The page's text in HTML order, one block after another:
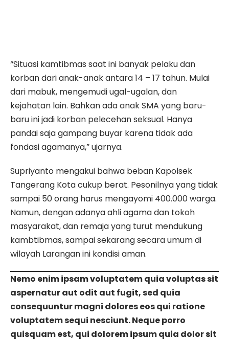
“Situasi kamtibmas saat ini banyak pelaku dan
korban dari anak-anak antara 14 – 17 tahun. Mulai
dari mabuk, mengemudi ugal-ugalan, dan
kejahatan lain. Bahkan ada anak SMA yang baru-
baru ini jadi korban pelecehan seksual. Hanya
pandai saja gampang buyar karena tidak ada
fondasi agamanya,” ujarnya.
Supriyanto mengakui bahwa beban Kapolsek
Tangerang Kota cukup berat. Pesonilnya yang tidak
sampai 50 orang harus mengayomi 400.000 warga.
Namun, dengan adanya ahli agama dan tokoh
masyarakat, dan remaja yang turut mendukung
kambtibmas, sampai sekarang secara umum di
wilayah Larangan ini kondisi aman.
Nemo enim ipsam voluptatem quia voluptas sit
aspernatur aut odit aut fugit, sed quia
consequuntur magni dolores eos qui ratione
voluptatem sequi nesciunt. Neque porro
quisquam est, qui dolorem ipsum quia dolor sit